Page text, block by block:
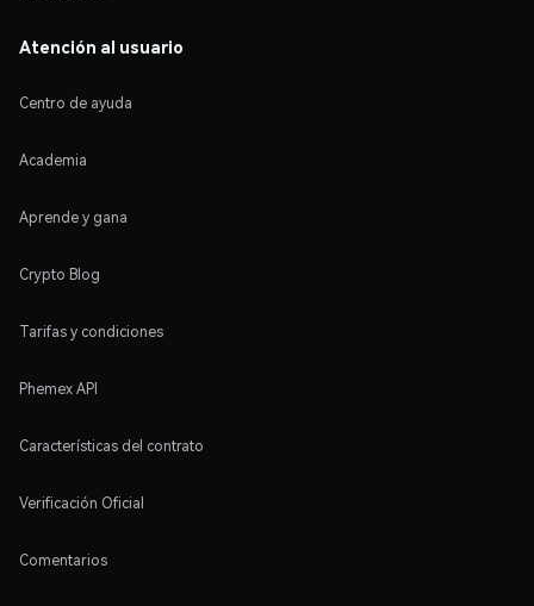
Atención al usuario
Centro de ayuda
Academia
Aprende y gana
Crypto Blog
Tarifas y condiciones
Phemex API
Características del contrato
Verificación Oficial
Comentarios